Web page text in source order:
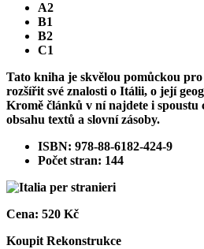
A2
B1
B2
C1
Tato kniha je skvělou pomůckou
rozšířit své znalosti o Itálii, o její
Kromě článků v ní najdete i spoustu
obsahu textů a slovní zásoby.
ISBN: 978-88-6182-424-9
Počet stran: 144
Cena: 520 Kč
Koupit Rekonstrukce